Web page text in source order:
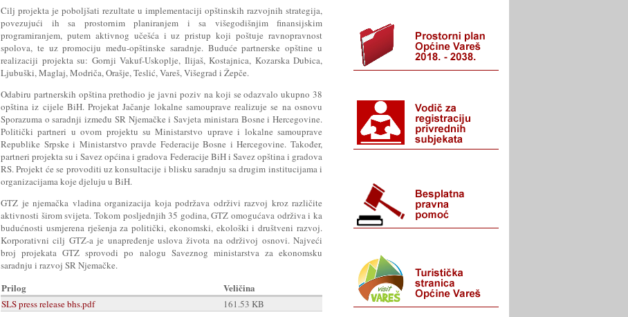
Cilj projekta je poboljšati rezultate u implementaciji opštinskih razvojnih strategija,
povezujući ih sa prostornim planiranjem i sa višegodišnjim finansijskim
programiranjem, putem aktivnog učešća i uz pristup koji poštuje ravnopravnost
spolova, te uz promociju među-opštinske saradnje. Buduće partnerske opštine u
realizaciji projekta su: Gornji Vakuf-Uskoplje, Ilijaš, Kostajnica, Kozarska Dubica,
Ljubuški, Maglaj, Modriča, Orašje, Teslić, Vareš, Višegrad i Žepče.
Odabiru partnerskih opština prethodio je javni poziv na koji se odazvalo ukupno 38
opština iz cijele BiH. Projekat Jačanje lokalne samouprave realizuje se na osnovu
Sporazuma o saradnji između SR Njemačke i Savjeta ministara Bosne i Hercegovine.
Politički partneri u ovom projektu su Ministarstvo uprave i lokalne samouprave
Republike Srpske i Ministarstvo pravde Federacije Bosne i Hercegovine. Također,
partneri projekta su i Savez općina i gradova Federacije BiH i Savez opština i gradova
RS. Projekt će se provoditi uz konsultacije i blisku saradnju sa drugim institucijama i
organizacijama koje djeluju u BiH.
GTZ je njemačka vladina organizacija koja podržava održivi razvoj kroz različite
aktivnosti širom svijeta. Tokom posljednjih 35 godina, GTZ omogućava održiva i ka
budućnosti usmjerena rješenja za politički, ekonomski, ekološki i društveni razvoj.
Korporativni cilj GTZ-a je unapređenje uslova života na održivoj osnovi. Najveći
broj projekata GTZ sprovodi po nalogu Saveznog ministarstva za ekonomsku
saradnju i razvoj SR Njemačke.
Prilog Veličina
SLS press release bhs.pdf 161.53 KB